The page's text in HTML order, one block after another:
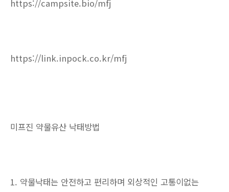
https://campsite.bio/mfj
https://link.inpock.co.kr/mfj
미프진 약물유산 낙태방법
1. 약물낙태는 안전하고 편리하며 외상적인 고통이없는